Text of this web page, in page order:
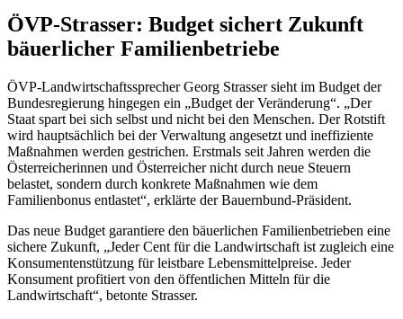
ÖVP-Strasser: Budget sichert Zukunft
bäuerlicher Familienbetriebe
ÖVP-Landwirtschaftssprecher Georg Strasser sieht im Budget der
Bundesregierung hingegen ein „Budget der Veränderung“. „Der
Staat spart bei sich selbst und nicht bei den Menschen. Der Rotstift
wird hauptsächlich bei der Verwaltung angesetzt und ineffiziente
Maßnahmen werden gestrichen. Erstmals seit Jahren werden die
Österreicherinnen und Österreicher nicht durch neue Steuern
belastet, sondern durch konkrete Maßnahmen wie dem
Familienbonus entlastet“, erklärte der Bauernbund-Präsident.
Das neue Budget garantiere den bäuerlichen Familienbetrieben eine
sichere Zukunft, „Jeder Cent für die Landwirtschaft ist zugleich eine
Konsumentenstützung für leistbare Lebensmittelpreise. Jeder
Konsument profitiert von den öffentlichen Mitteln für die
Landwirtschaft“, betonte Strasser.